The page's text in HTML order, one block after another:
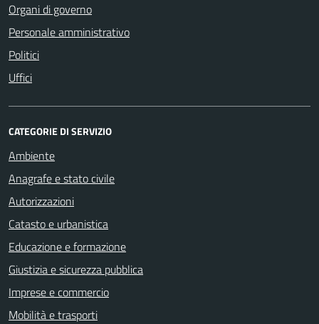
Organi di governo
Personale amministrativo
Politici
Uffici
CATEGORIE DI SERVIZIO
Ambiente
Anagrafe e stato civile
Autorizzazioni
Catasto e urbanistica
Educazione e formazione
Giustizia e sicurezza pubblica
Imprese e commercio
Mobilità e trasporti